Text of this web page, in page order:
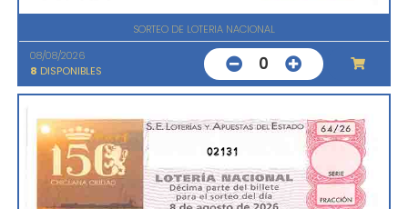
SORTEO DE LOTERIA NACIONAL
08/08/2026
8 DISPONIBLES 0
02131